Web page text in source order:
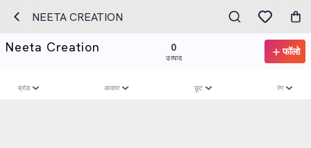
NEETA CREATION
Neeta Creation 0
उत्पाद
फॉलो
ब्रांड आकार छूट रंग